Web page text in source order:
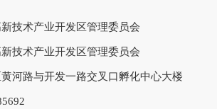
技术产业开发区管理委员会
技术产业开发区管理委员会
河路与开发一路交叉口孵化中心大楼